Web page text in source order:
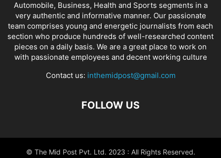
Automobile, Business, Health and Sports segments in a
very authentic and informative manner. Our passionate
team comprises young and energetic journalists from each
section who produce hundreds of well-researched content
pieces on a daily basis. We are a great place to work on
with passionate employees and decent working culture
Contact us: inthemidpost@gmail.com
FOLLOW US
© The Mid Post Pvt. Ltd. 2023 : All Rights Reserved.